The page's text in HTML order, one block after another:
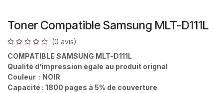
Toner Compatible Samsung MLT-D111L
(0 avis)
COMPATIBLE SAMSUNG MLT-D111L
Qualité d’impression égale au produit orignal
Couleur : NOIR
Capacité : 1800 pages à 5% de couverture